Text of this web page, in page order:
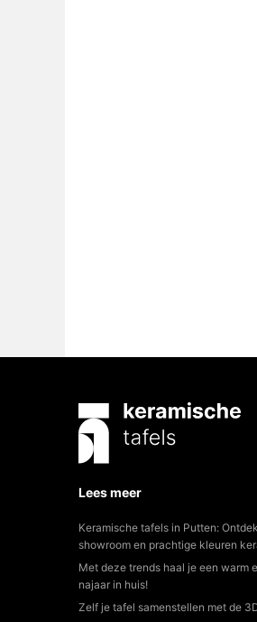
Lees meer
Keramische tafels in Putten:
showroom en prachtige kleuren
Met deze trends haal je een warm
najaar in huis!
Zelf je tafel samenstellen met de